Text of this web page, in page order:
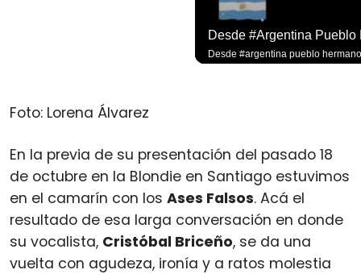
Foto: Lorena Álvarez
En la previa de su presentación del pasado 18
de octubre en la Blondie en Santiago estuvimos
en el camarín con los Ases Falsos. Acá el
resultado de esa larga conversación en donde
su vocalista, Cristóbal Briceño, se da una
vuelta con agudeza, ironía y a ratos molestia